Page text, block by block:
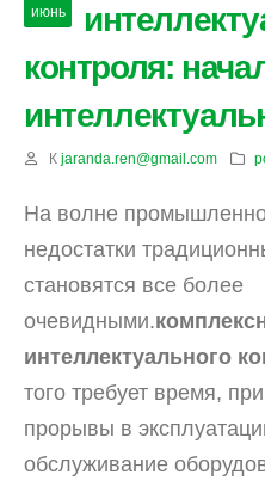
июнь
контроля:
К jaranda.ren@gmail.com
На волне
недостатки
становятся все более
очевидными.
интеллектуального
того требует время,
прорывы в
обслуживание